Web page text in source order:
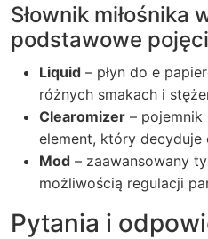
Słownik miłośnika
podstawowe
Liquid – płyn do e
różnych smakach i
Clearomizer – pojemnik
element, który decyduje
Mod – zaawansowany
możliwością regulacji
Pytania i